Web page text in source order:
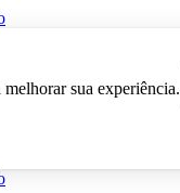
sua experiência.